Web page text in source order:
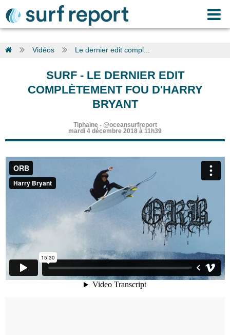
Vidéos Le dernier edit compl...
SURF- LE DERNIER EDIT
COMPLÈTEMENT FOU D'HARRY
BRYANT
Tiphaine- @oceansurfreport
mardi 4 décembre 2018 à 11h39